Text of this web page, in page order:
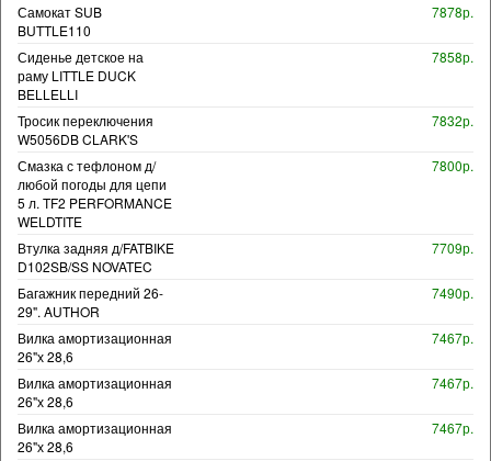
Самокат SUB
BUTTLE110
7878р.
Сиденье детское на
раму LITTLE DUCK
BELLELLI
7858р.
Тросик переключения
W5056DB CLARK'S
7832р.
Смазка с тефлоном д/
любой погоды для цепи
5 л. TF2 PERFORMANCE
WELDTITE
7800р.
Втулка задняя д/FATBIKE
D102SB/SS NOVATEC
7709р.
Багажник передний 26-
29". AUTHOR
7490р.
Вилка амортизационная
26"х 28,6
7467р.
Вилка амортизационная
26"х 28,6
7467р.
Вилка амортизационная
26"х 28,6
7467р.